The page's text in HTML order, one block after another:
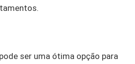
ser uma ótima opção para